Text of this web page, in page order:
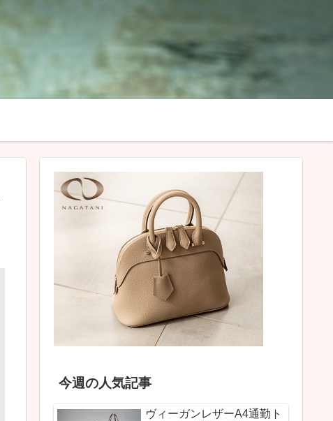
今週の人気記事
ヴィーガンレザーA4通勤ト